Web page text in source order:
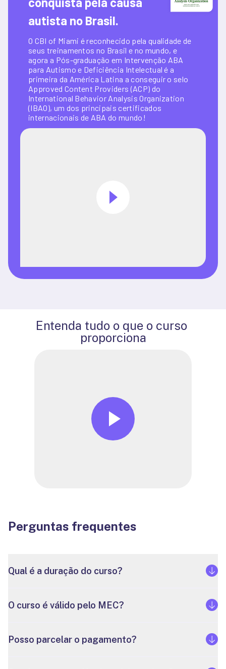
autista no Brasil.
O CBI of Miami é reconhecido pela qualidade de
seus treinamentos no Brasil e no mundo, e
agora a Pós-graduação em Intervenção ABA
para Autismo e Deficiência Intelectual é a
primeira da América Latina a conseguir o selo
Approved Content Providers (ACP) do
International Behavior Analysis Organization
(IBAO), um dos principais certificados
internacionais de ABA do mundo!
Entenda tudo o que o curso
proporciona
Perguntas frequentes
Qual é a duração do curso?
O curso é válido pelo MEC?
Posso parcelar o pagamento?